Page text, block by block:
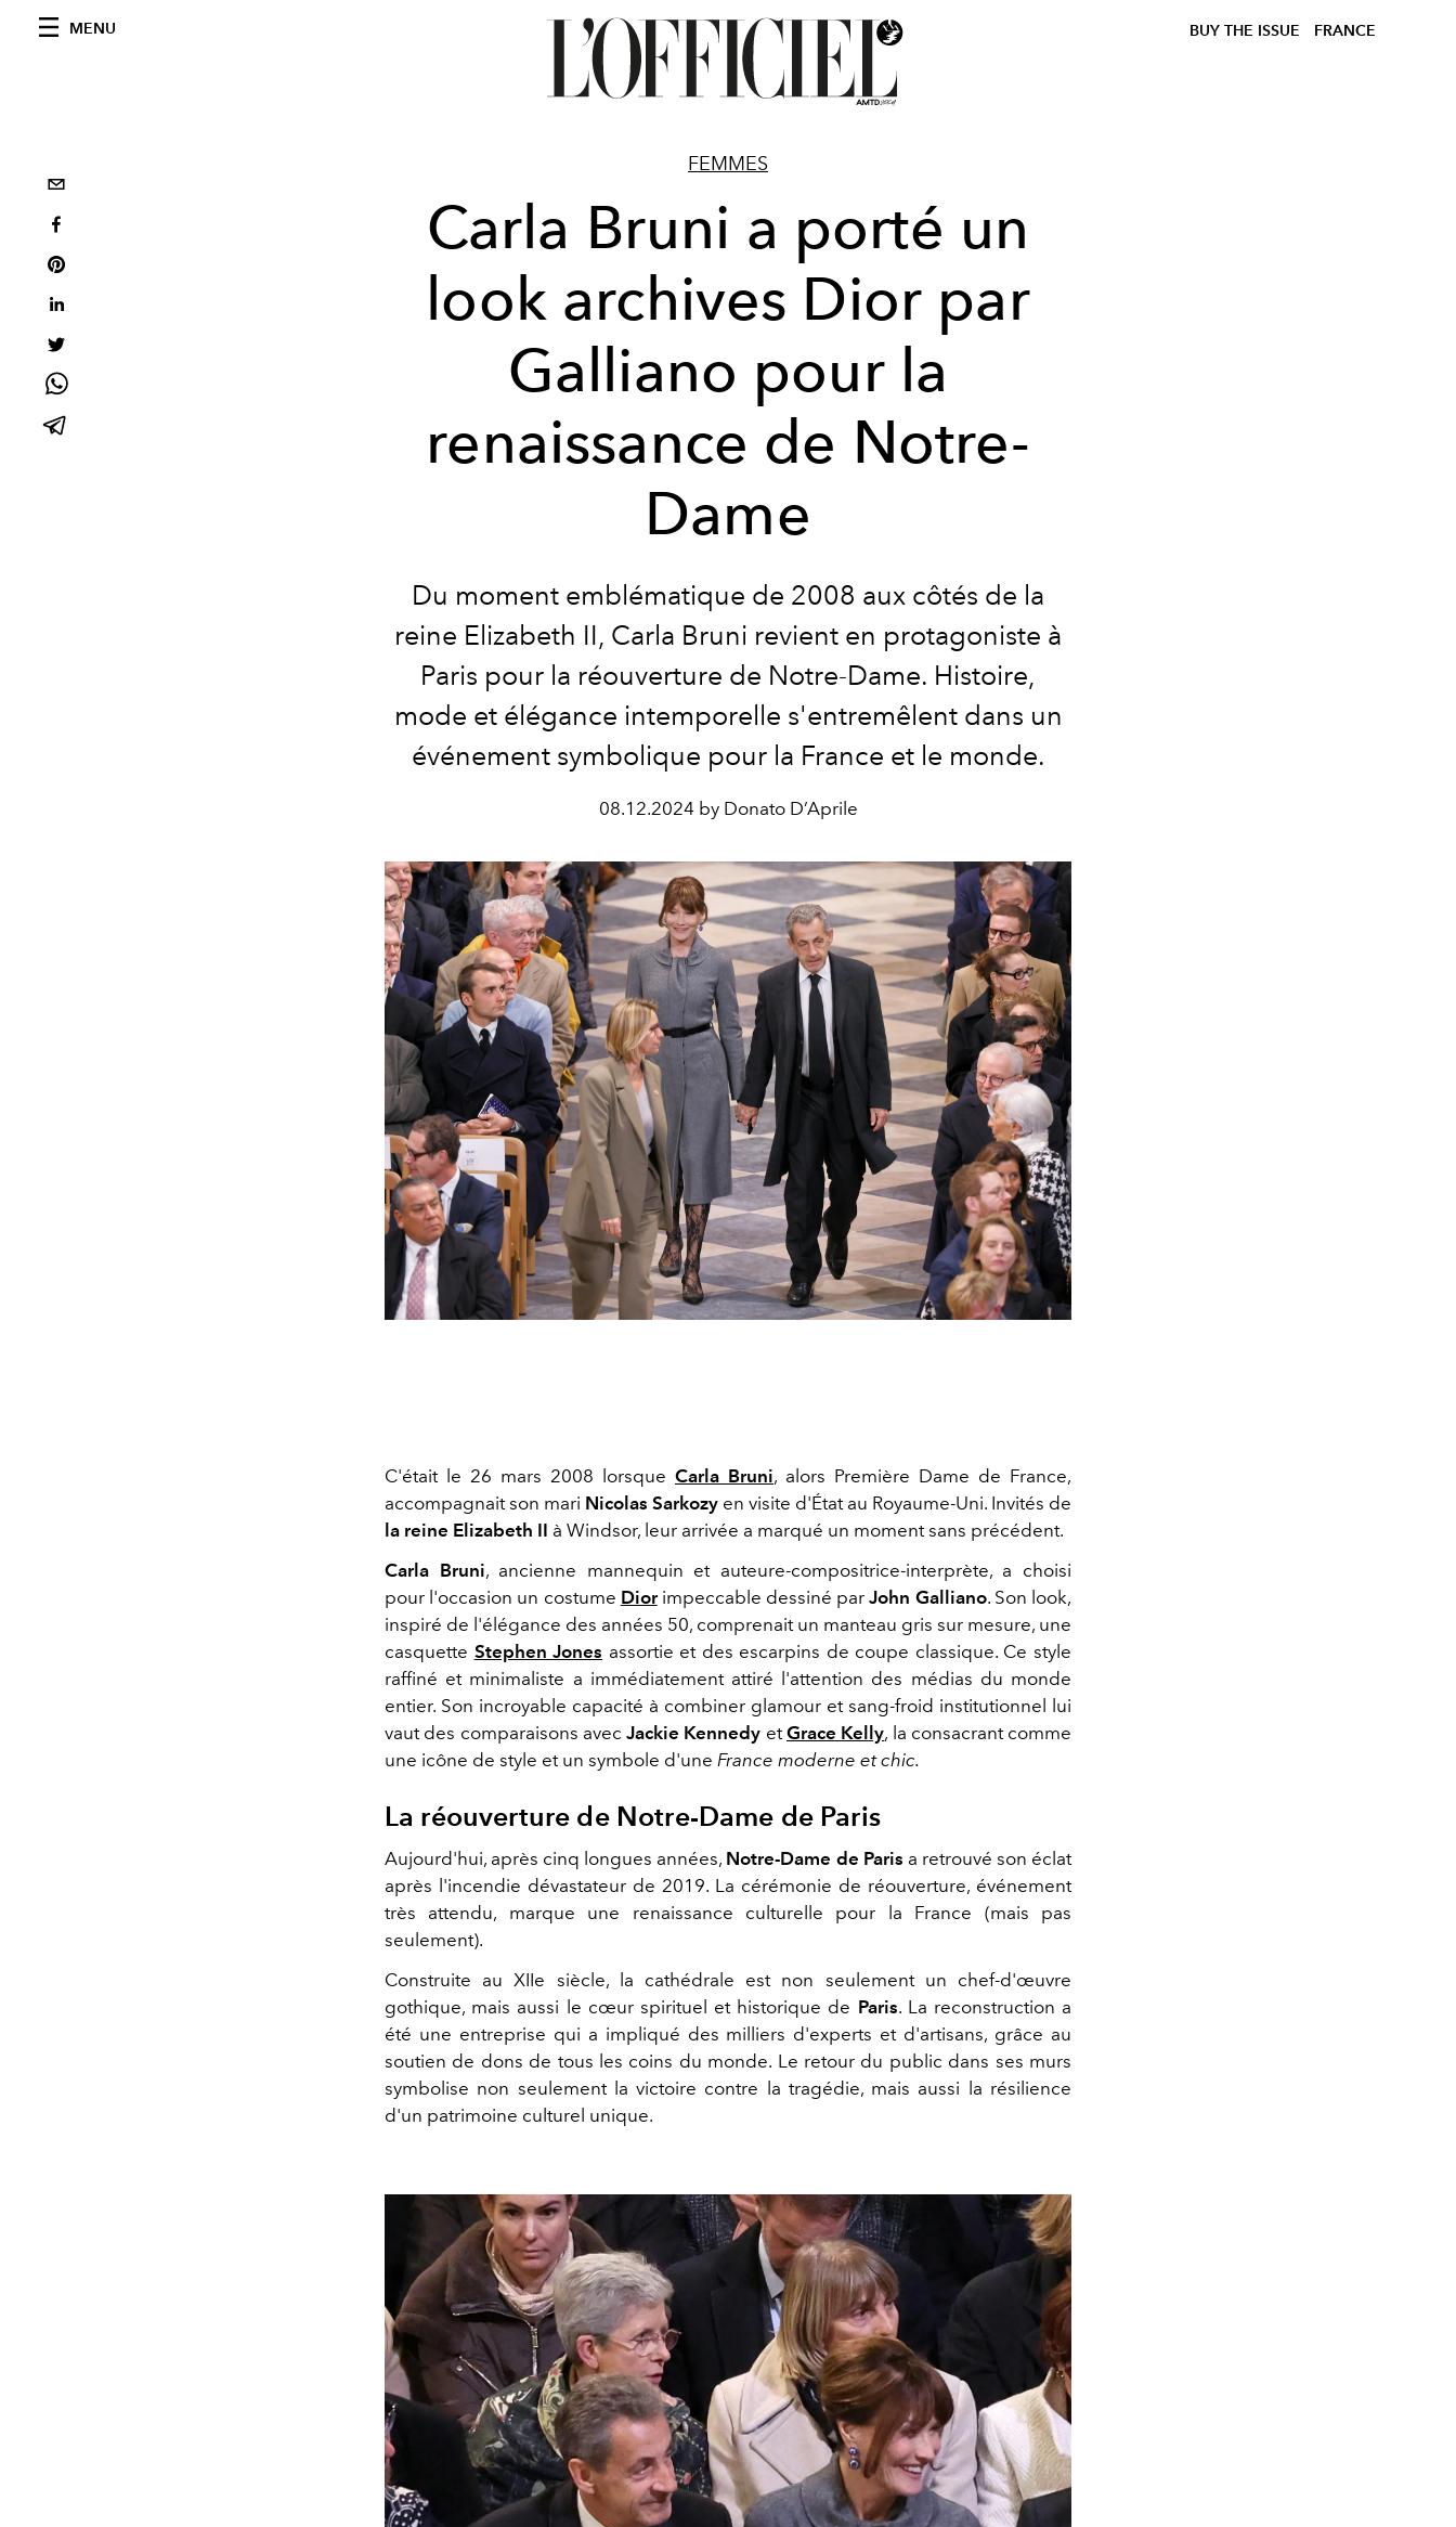
MENU BUY THE ISSUE FRANCE
FEMMES
Carla Bruni a porté un
look archives Dior par
Galliano pour la
renaissance de Notre-
Dame
Du moment emblématique de 2008 aux côtés de la
reine Elizabeth II, Carla Bruni revient en protagoniste à
Paris pour la réouverture de Notre-Dame. Histoire,
mode et élégance intemporelle s'entremêlent dans un
événement symbolique pour la France et le monde.
08.12.2024 by Donato D’Aprile
C'était le 26 mars 2008 lorsque Carla Bruni, alors Première Dame de France,
accompagnait son mari Nicolas Sarkozy en visite d'État au Royaume-Uni. Invités de
la reine Elizabeth II à Windsor, leur arrivée a marqué un moment sans précédent.
Carla Bruni, ancienne mannequin et auteure-compositrice-interprète, a choisi
pour l'occasion un costume Diorimpeccable dessiné parJohn Galliano. Son look,
inspiré de l'élégance des années 50, comprenait un manteau gris sur mesure, une
casquette Stephen Jones assortie et des escarpins de coupe classique. Ce style
raffiné et minimaliste a immédiatement attiré l'attention des médias du monde
entier. Son incroyable capacité à combiner glamour et sang-froid institutionnel lui
vaut des comparaisons avec Jackie Kennedy et Grace Kelly, la consacrant comme
une icône de style et un symbole d'une France moderne et chic.
La réouverture de Notre-Dame de Paris
Aujourd'hui, après cinq longues années, Notre-Dame de Paris a retrouvé son éclat
après l'incendie dévastateur de 2019. La cérémonie de réouverture, événement
très attendu, marque une renaissance culturelle pour la France (mais pas
seulement).
Construite au XIIe siècle, la cathédrale est non seulement un chef-d'œuvre
gothique, mais aussi le cœur spirituel et historique de Paris. La reconstruction a
été une entreprise qui a impliqué des milliers d'experts et d'artisans, grâce au
soutien de dons de tous les coins du monde. Le retour du public dans ses murs
symbolise non seulement la victoire contre la tragédie, mais aussi la résilience
d'un patrimoine culturel unique.